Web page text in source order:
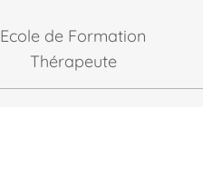
Ecole de Formation
Thérapeute